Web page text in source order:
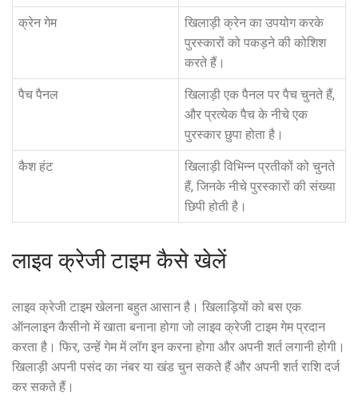
क्रेन गेम
खिलाड़ी क्रेन का उपयोग करके
पुरस्कारों को पकड़ने की कोशिश
करते हैं।
पैच पैनल
खिलाड़ी एक पैनल पर पैच चुनते हैं,
और प्रत्येक पैच के नीचे एक
पुरस्कार छुपा होता है।
कैश हंट
खिलाड़ी विभिन्न प्रतीकों को चुनते
हैं, जिनके नीचे पुरस्कारों की संख्या
छिपी होती है।
लाइव क्रेजी टाइम कैसे खेलें
लाइव क्रेजी टाइम खेलना बहुत आसान है। खिलाड़ियों को बस एक
ऑनलाइन कैसीनो में खाता बनाना होगा जो लाइव क्रेजी टाइम गेम प्रदान
करता है। फिर, उन्हें गेम में लॉग इन करना होगा और अपनी शर्त लगानी होगी।
खिलाड़ी अपनी पसंद का नंबर या खंड चुन सकते हैं और अपनी शर्त राशि दर्ज
कर सकते हैं।